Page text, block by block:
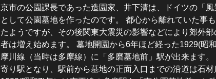
京市の公園課長であった造園家、井下清は、ドイツの「
として公園墓地を作ったのです。 都心から離れていた事
たようですが、その後関東大震災の影響などにより郊外
者は増え始めます。 墓地開園から6年ほど経った1929(昭
摩川線（当時は多摩線）に「多磨墓地前」駅が出来ます
寄り駅となり、駅前から墓地の正面入口までの沿道は石材